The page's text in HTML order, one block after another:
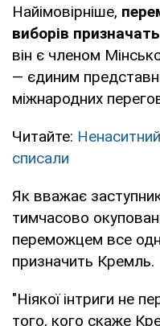
Найімовірніше,
виборів
він є членом
— єдиним
міжнародних
Читайте:
списали
Як вважає
тимчасово
переможцем все
призначить Кремль.
"Ніякої інтриги не
того, кого скаже